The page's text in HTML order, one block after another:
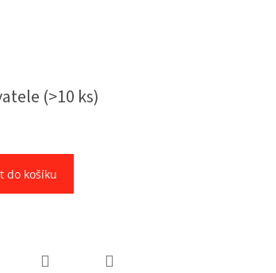
(>10 ks)
do košíku